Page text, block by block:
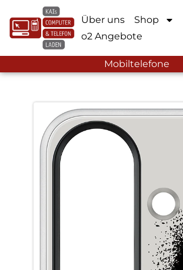
Über uns Shop
o2 Angebote
Mobiltelefone